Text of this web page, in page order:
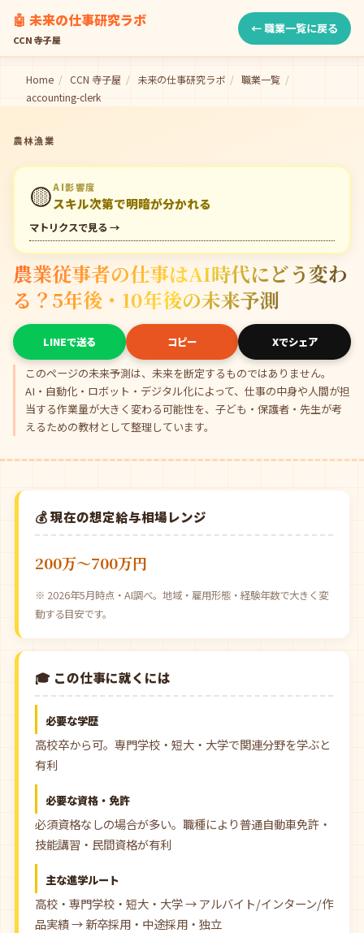
🤖 未来の仕事研究ラボ
CCN 寺子屋
← 職業一覧に戻る
Home / CCN 寺子屋 / 未来の仕事研究ラボ / 職業一覧 /
accounting-clerk
農林漁業
🟡AI影響度
スキル次第で明暗が分かれる
マトリクスで見る →
農業従事者の仕事はAI時代にどう変わ
る？5年後・10年後の未来予測
LINEで送る コピー Xでシェア
このページの未来予測は、未来を断定するものではありません。
AI・自動化・ロボット・デジタル化によって、仕事の中身や人間が担
当する作業量が大きく変わる可能性を、子ども・保護者・先生が考
えるための教材として整理しています。
💰 現在の想定給与相場レンジ
200万〜700万円
※ 2026年5月時点・AI調べ。地域・雇用形態・経験年数で大きく変
動する目安です。
🎓 この仕事に就くには
必要な学歴
高校卒から可。専門学校・短大・大学で関連分野を学ぶと
有利
必要な資格・免許
必須資格なしの場合が多い。職種により普通自動車免許・
技能講習・民間資格が有利
主な進学ルート
高校・専門学校・短大・大学 → アルバイト/インターン/作
品実績 → 新卒採用・中途採用・独立